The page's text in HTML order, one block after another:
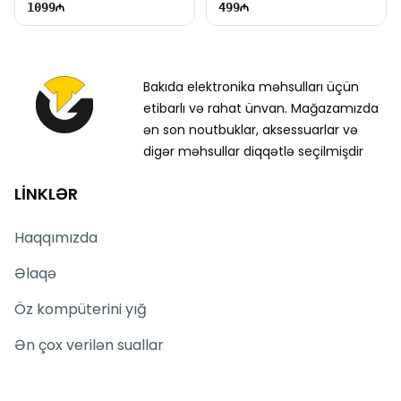
1099 499
Bakıda elektronika məhsulları üçün
etibarlı və rahat ünvan. Mağazamızda
ən son noutbuklar, aksessuarlar və
digər məhsullar diqqətlə seçilmişdir
LİNKLƏR
Haqqımızda
Əlaqə
Öz kompüterini yığ
Ən çox verilən suallar